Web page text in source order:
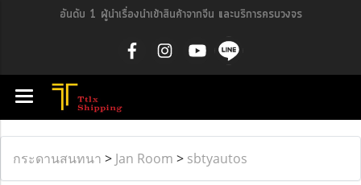
อันดับ 1 ผู้นำเรื่องนำเข้าสินค้าจากจีน และบริการครบวงจร
กระดานสนทนา > Jan Room > sbtyautos